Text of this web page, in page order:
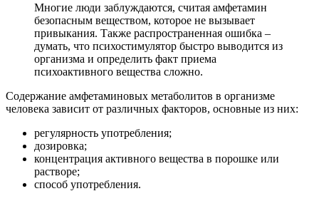
Многие люди заблуждаются, считая амфетамин
безопасным веществом, которое не вызывает
привыкания. Также распространенная ошибка –
думать, что психостимулятор быстро выводится из
организма и определить факт приема
психоактивного вещества сложно.
Содержание амфетаминовых метаболитов в организме
человека зависит от различных факторов, основные из них:
регулярность употребления;
дозировка;
концентрация активного вещества в порошке или
растворе;
способ употребления.